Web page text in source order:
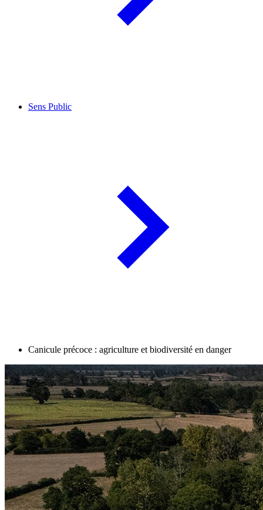
Sens Public
Canicule précoce : agriculture et biodiversité en danger